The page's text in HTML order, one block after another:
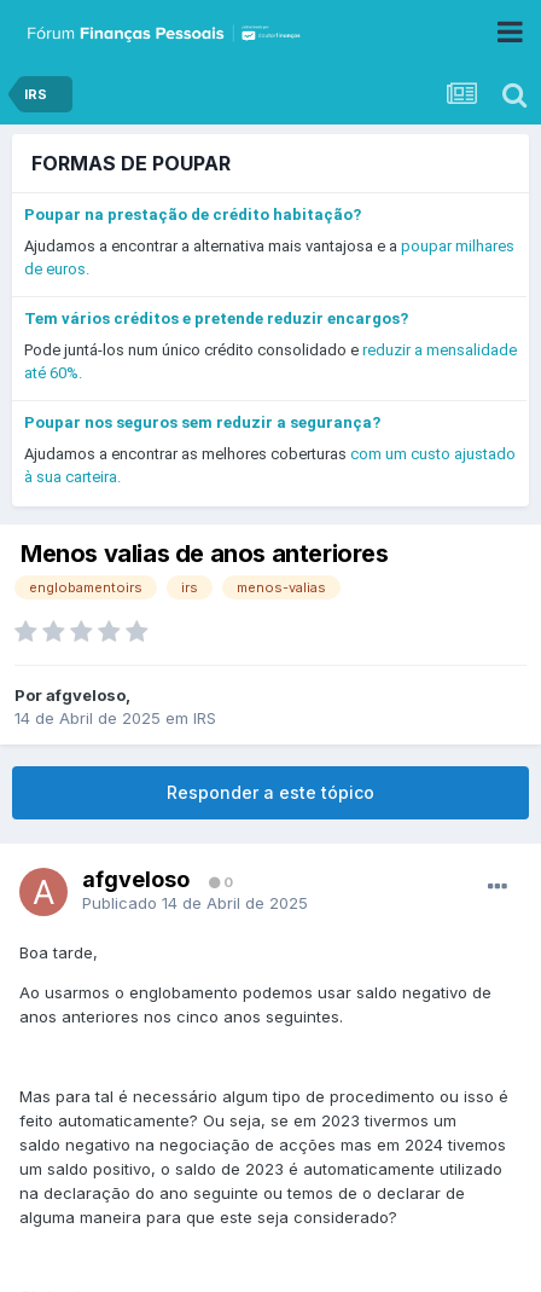
IRS
FORMAS DE POUPAR
Poupar na prestação de crédito habitação?
Ajudamos a encontrar a alternativa mais vantajosa e a poupar milhares
de euros.
Tem vários créditos e pretende reduzir encargos?
Pode juntá-los num único crédito consolidado e reduzir a mensalidade
até 60%.
Poupar nos seguros sem reduzir a segurança?
Ajudamos a encontrar as melhores coberturas com um custo ajustado
à sua carteira.
Menos valias de anos anteriores
englobamentoirs irs menos-valias
Porafgveloso,
14 de Abril de 2025 em IRS
Responder a este tópico
afgveloso 0
Publicado 14 de Abril de 2025
Boa tarde,
Ao usarmos o englobamento podemos usar saldo negativo de
anos anteriores nos cinco anos seguintes.
Mas para tal é necessário algum tipo de procedimento ou isso é
feito automaticamente? Ou seja, se em 2023 tivermos um
saldo negativo na negociação de acções mas em 2024 tivemos
um saldo positivo, o saldo de 2023 é automaticamente utilizado
na declaração do ano seguinte ou temos de o declarar de
alguma maneira para que este seja considerado?